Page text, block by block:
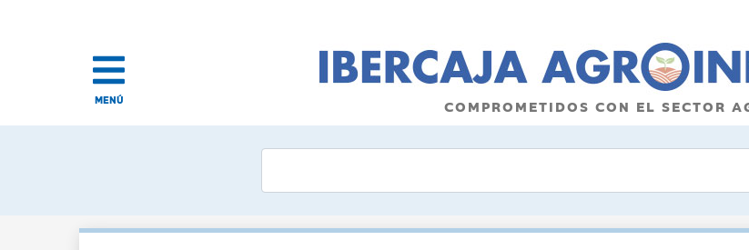
MENÚ COMPROMETIDOS CON EL SECTOR